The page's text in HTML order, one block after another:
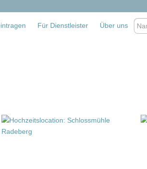
Für Dienstleister Über uns